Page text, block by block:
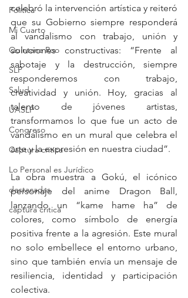
Política
Mi Cuarto
Quintana Roo
SLP
Salud
UASLP
Congreso
Captura critica
Lo Personal es Jurídico
destacadas
captura critica
celebró la intervención artística y reiteró
que su Gobierno siempre responderá
al vandalismo con trabajo, unión y
soluciones constructivas: “Frente al
sabotaje y la destrucción, siempre
responderemos con trabajo,
creatividad y unión. Hoy, gracias al
talento de jóvenes artistas,
transformamos lo que fue un acto de
vandalismo en un mural que celebra el
arte y la expresión en nuestra ciudad”.
La obra muestra a Gokú, el icónico
personaje del anime Dragon Ball,
lanzando un “kame hame ha” de
colores, como símbolo de energía
positiva frente a la agresión. Este mural
no solo embellece el entorno urbano,
sino que también envía un mensaje de
resiliencia, identidad y participación
colectiva.